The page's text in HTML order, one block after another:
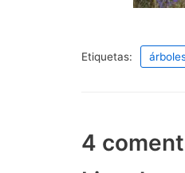
Etiquetas:
4